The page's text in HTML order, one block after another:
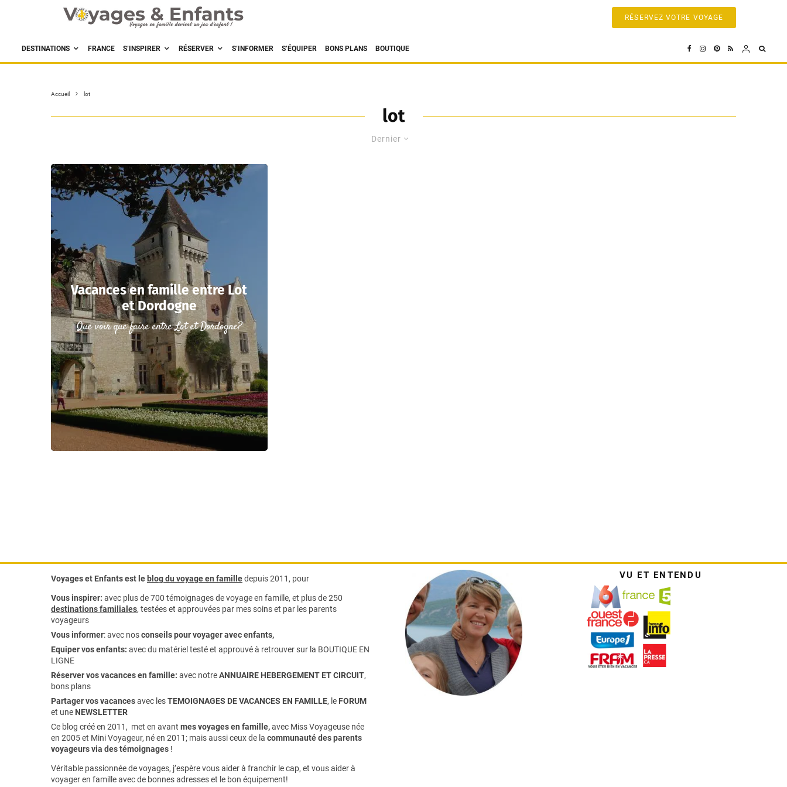
RÉSERVEZ VOTRE VOYAGE
DESTINATIONS FRANCE S’INSPIRER RÉSERVER S’INFORMER S’ÉQUIPER BONS PLANS BOUTIQUE
Accueil lot
lot
Dernier
Vacances en famille entre Lot
et Dordogne
Que voir que faire entre Lot et Dordogne?
Voyages et Enfants est le blog du voyage en familledepuis 2011, pour
Vous inspirer: avec plus de 700 témoignages devoyage en famille, et plus de 250
destinations familiales, testées et approuvées par mes soins et par les parents
voyageurs
Vous informer:avec nosconseils pour voyager avec enfants,
Equiper vos enfants: avec du matériel testé et approuvé à retrouver sur la BOUTIQUE EN
LIGNE
Réserver vos vacances en famille: avec notreANNUAIRE HEBERGEMENT ET CIRCUIT,
bons plans
Partager vos vacancesavec lesTEMOIGNAGES DE VACANCES EN FAMILLE, le FORUM
et une NEWSLETTER
Ce blog créé en 2011, met en avant mes voyages en famille,avec Miss Voyageuse née
en 2005 et Mini Voyageur, né en 2011; mais aussi ceux de la communauté des parents
voyageurs via des témoignages !
Véritable passionnée de voyages, j’espère vous aider à franchir le cap, et vous aider à
voyager en famille avec de bonnes adresses et le bon équipement!
VU ET ENTENDU